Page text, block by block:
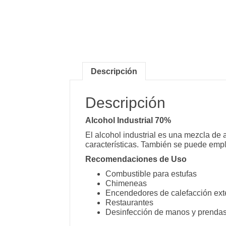
Descripción
Descripción
Alcohol Industrial 70%
El alcohol industrial es una mezcla de
características. También se puede
Recomendaciones de Uso
Combustible para estufas
Chimeneas
Encendedores de calefacción
Restaurantes
Desinfección de manos y